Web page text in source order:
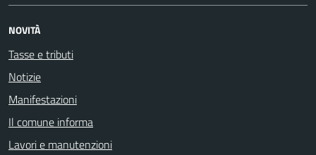
NOVITÀ
Tasse e tributi
Notizie
Manifestazioni
Il comune informa
Lavori e manutenzioni